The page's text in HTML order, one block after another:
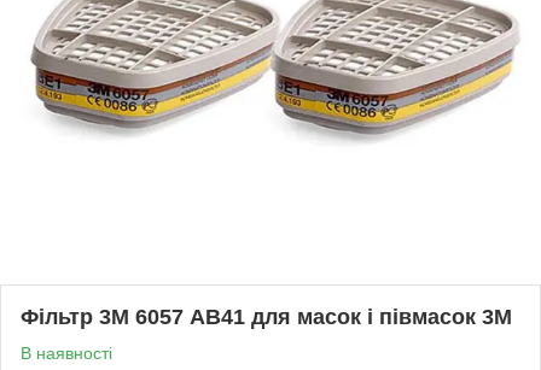
Фільтр 3М 6057 АВ41 для масок і півмасок 3М
В наявності